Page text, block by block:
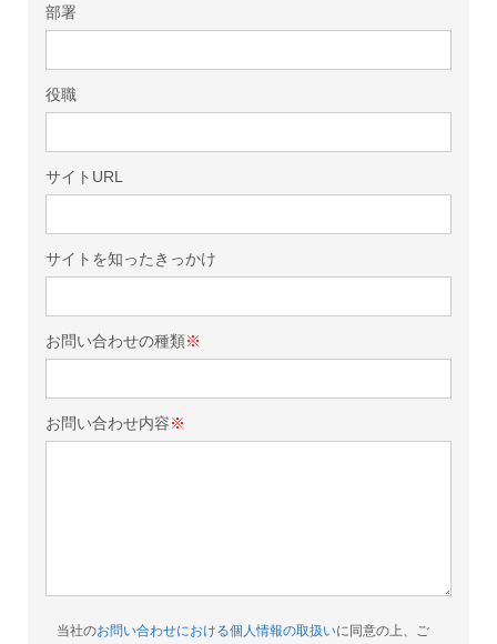
部署
役職
サイトURL
サイトを知ったきっかけ
お問い合わせの種類※
お問い合わせ内容※
当社のお問い合わせにおける個人情報の取扱いに同意の上、ご